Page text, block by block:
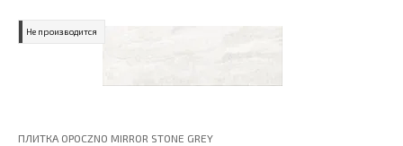
Не производится
ПЛИТКА OPOCZNO MIRROR STONE GREY